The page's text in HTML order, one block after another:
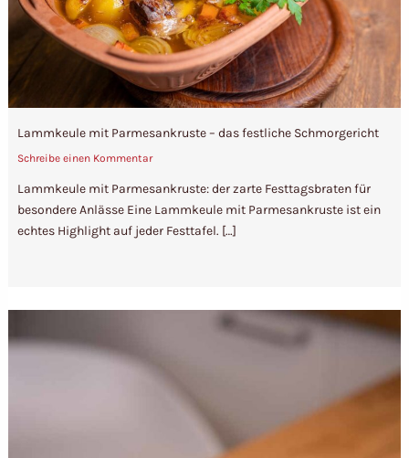
Lammkeule mit Parmesankruste – das festliche Schmorgericht
Schreibe einen Kommentar
Lammkeule mit Parmesankruste: der zarte Festtagsbraten für
besondere Anlässe Eine Lammkeule mit Parmesankruste ist ein
echtes Highlight auf jeder Festtafel. […]